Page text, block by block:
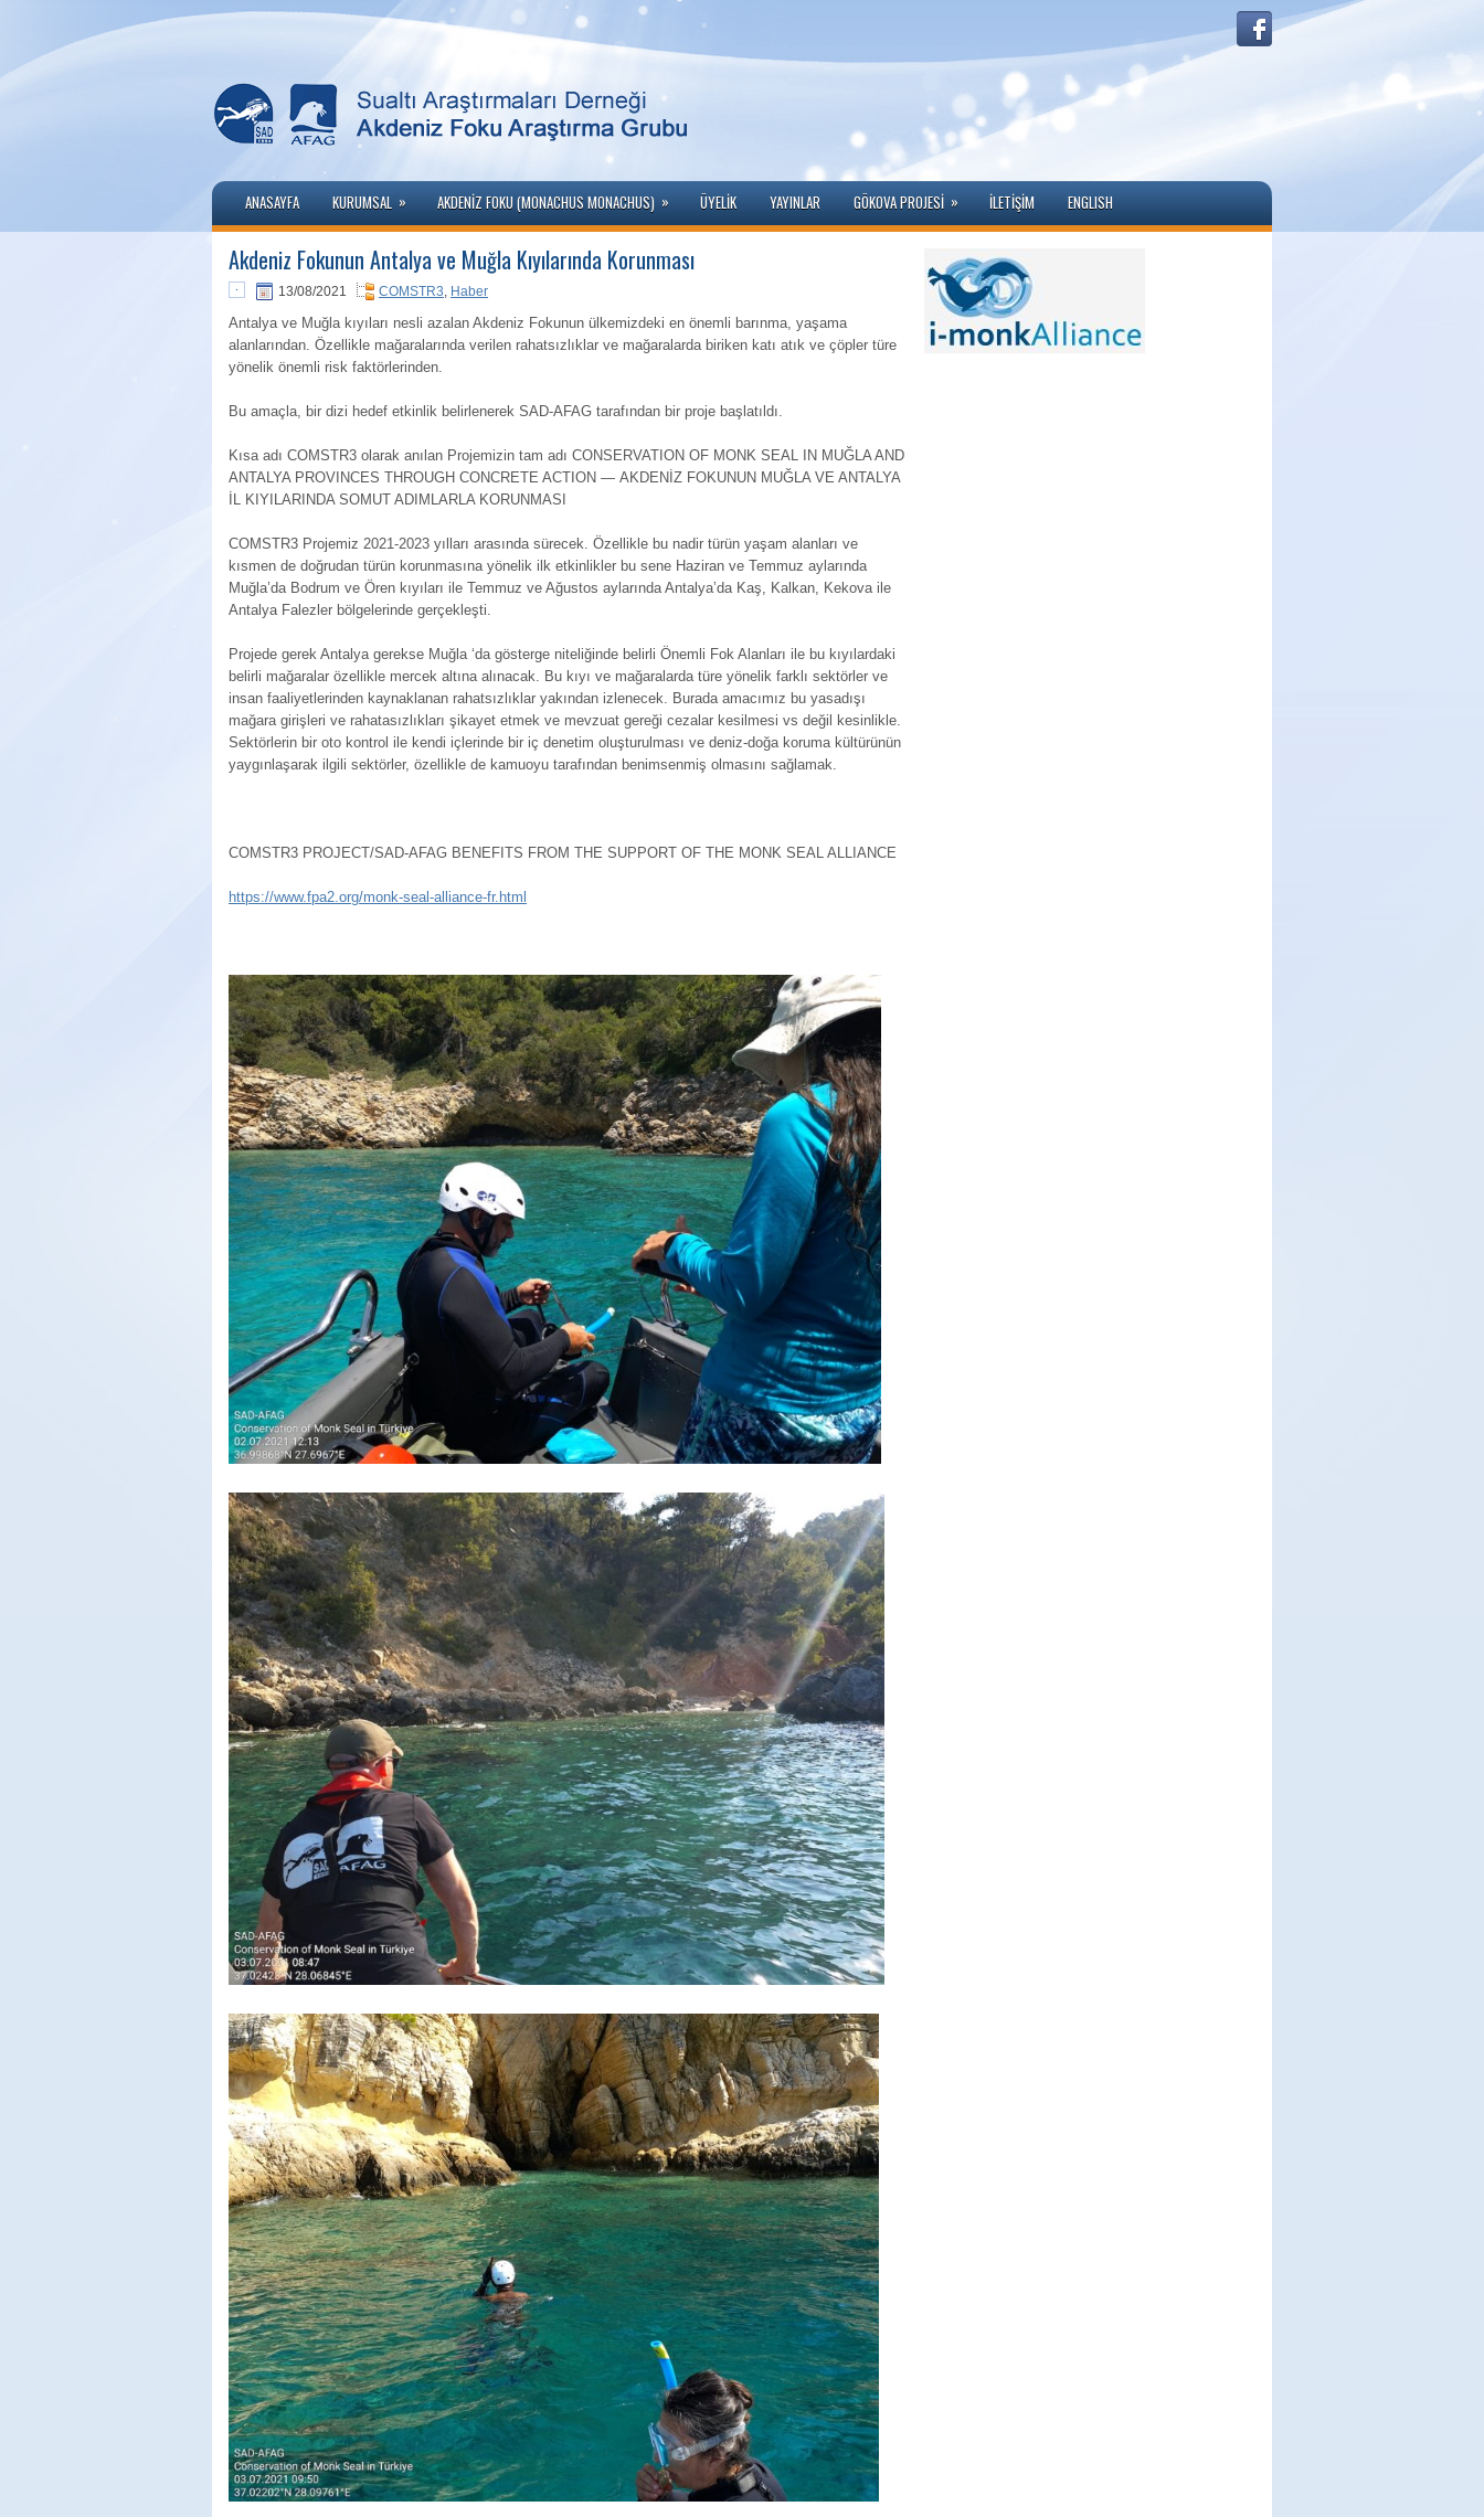
ANASAYFA KURUMSAL » AKDENIZ FOKU (MONACHUS MONACHUS) » ÜYELIK YAYINLAR GÖKOVA PROJESI » İLETIŞIM ENGLISH
Akdeniz Fokunun Antalya ve Muğla Kıyılarında Korunması
13/08/2021 COMSTR3, Haber
Antalya ve Muğla kıyıları nesli azalan Akdeniz Fokunun ülkemizdeki en önemli barınma, yaşama
alanlarından. Özellikle mağaralarında verilen rahatsızlıklar ve mağaralarda biriken katı atık ve çöpler türe
yönelik önemli risk faktörlerinden.
Bu amaçla, bir dizi hedef etkinlik belirlenerek SAD-AFAG tarafından bir proje başlatıldı.
Kısa adı COMSTR3 olarak anılan Projemizin tam adı CONSERVATION OF MONK SEAL IN MUĞLA AND
ANTALYA PROVINCES THROUGH CONCRETE ACTION — AKDENİZ FOKUNUN MUĞLA VE ANTALYA
İL KIYILARINDA SOMUT ADIMLARLA KORUNMASI
COMSTR3 Projemiz 2021-2023 yılları arasında sürecek. Özellikle bu nadir türün yaşam alanları ve
kısmen de doğrudan türün korunmasına yönelik ilk etkinlikler bu sene Haziran ve Temmuz aylarında
Muğla’da Bodrum ve Ören kıyıları ile Temmuz ve Ağustos aylarında Antalya’da Kaş, Kalkan, Kekova ile
Antalya Falezler bölgelerinde gerçekleşti.
Projede gerek Antalya gerekse Muğla ‘da gösterge niteliğinde belirli Önemli Fok Alanları ile bu kıyılardaki
belirli mağaralar özellikle mercek altına alınacak. Bu kıyı ve mağaralarda türe yönelik farklı sektörler ve
insan faaliyetlerinden kaynaklanan rahatsızlıklar yakından izlenecek. Burada amacımız bu yasadışı
mağara girişleri ve rahatasızlıkları şikayet etmek ve mevzuat gereği cezalar kesilmesi vs değil kesinlikle.
Sektörlerin bir oto kontrol ile kendi içlerinde bir iç denetim oluşturulması ve deniz-doğa koruma kültürünün
yaygınlaşarak ilgili sektörler, özellikle de kamuoyu tarafından benimsenmiş olmasını sağlamak.
COMSTR3 PROJECT/SAD-AFAG BENEFITS FROM THE SUPPORT OF THE MONK SEAL ALLIANCE
https://www.fpa2.org/monk-seal-alliance-fr.html